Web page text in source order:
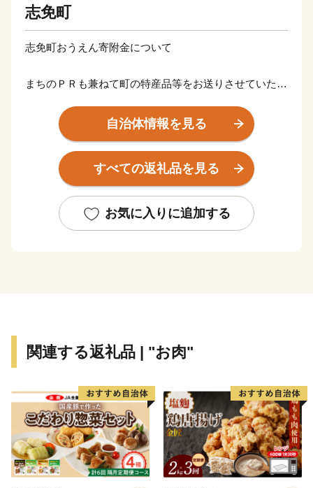
志免町
志免町おうえん寄附金について
まちのＰＲも兼ねて町の特産品等をお送りさせていただ
【決済方法について】
お申し込みはクレジットカードのみの受付となっており
（AMEX）、ダイナーズクラブカードが利用可能です。
寄附お申込み入金後のお礼品変更、返品、交換はできま
かることがあります。
ただきます。
※お礼の品の写真はイメージです。
＜問い合わせ・担当部署＞
「志免町おうえん寄附金」についてのご不明点などがあ
自治体情報を見る
すべての返礼品を見る
お気に入りに追加する
関連する返礼品 | "お肉"